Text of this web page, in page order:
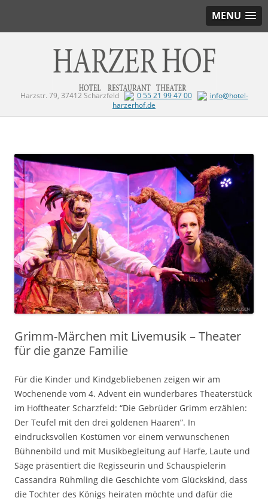
MENU
Harzstr. 79, 37412 Scharzfeld 0 55 21 99 47 00
info@hotel-
harzerhof.de
Grimm-Märchen mit Livemusik – Theater
für die ganze Familie
Für die Kinder und Kindgebliebenen zeigen wir am
Wochenende vom 4. Advent ein wunderbares Theaterstück
im Hoftheater Scharzfeld: “Die Gebrüder Grimm erzählen:
Der Teufel mit den drei goldenen Haaren”. In
eindrucksvollen Kostümen vor einem verwunschenen
Bühnenbild und mit Musikbegleitung auf Harfe, Laute und
Säge präsentiert die Regisseurin und Schauspielerin
Cassandra Rühmling die Geschichte vom Glückskind, dass
die Tochter des Königs heiraten möchte und dafür die